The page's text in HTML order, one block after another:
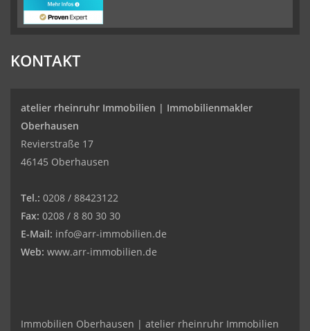
KONTAKT
atelier rheinruhr Immobilien | Immobilienmakler
Oberhausen
Revierstraße 17
46145 Oberhausen
Tel.: 0208 / 88423122
Fax: 0208 / 8 80 30 30
E-Mail: info@arr-immobilien.de
Web: www.arr-immobilien.de
Immobilien Oberhausen | atelier rheinruhr Immobilien